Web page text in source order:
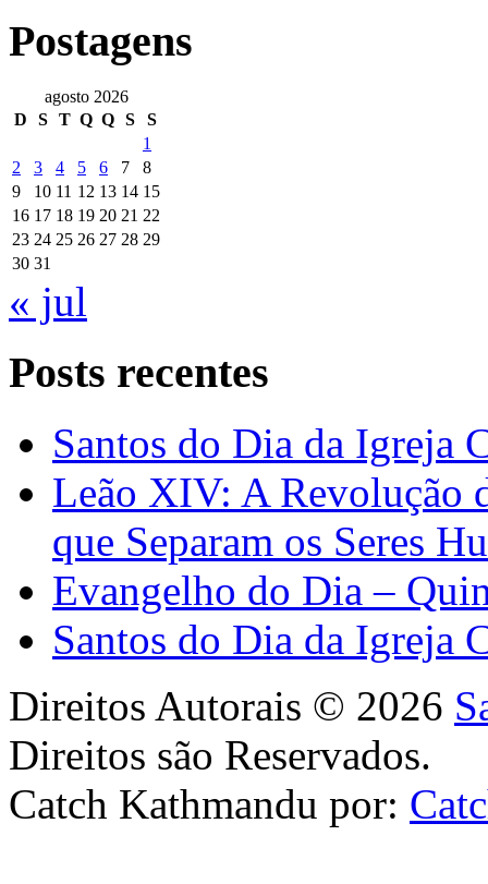
Postagens
agosto 2026
D
S T Q Q S
S
1
2
3 4 5 6 7
8
9
10 11 12 13 14 15
16 17 18 19 20 21 22
23 24 25 26 27 28 29
30 31
« jul
Posts recentes
Santos do Dia da Igreja
Leão XIV: A Revolução
que Separam os Seres
Evangelho do Dia –
Santos do Dia da Igreja
Direitos Autorais © 2026
Direitos são Reservados.
Catch Kathmandu por: